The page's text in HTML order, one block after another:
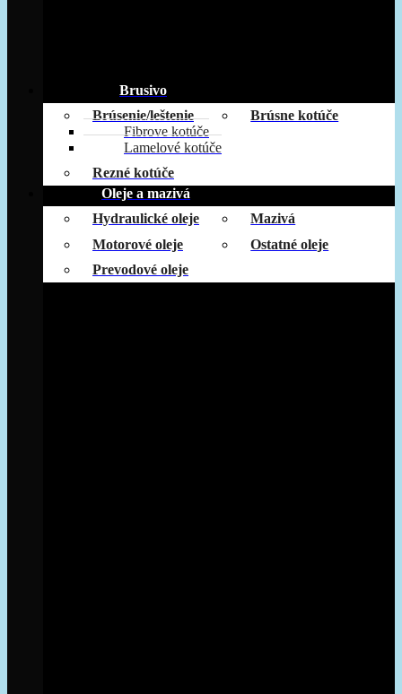
Brusivo
Brúsenie/leštenie
Fibrove kotúče
Lamelové kotúče
Brúsne kotúče
Rezné kotúče
Oleje a mazivá
Hydraulické oleje
Mazivá
Motorové oleje
Ostatné oleje
Prevodové oleje